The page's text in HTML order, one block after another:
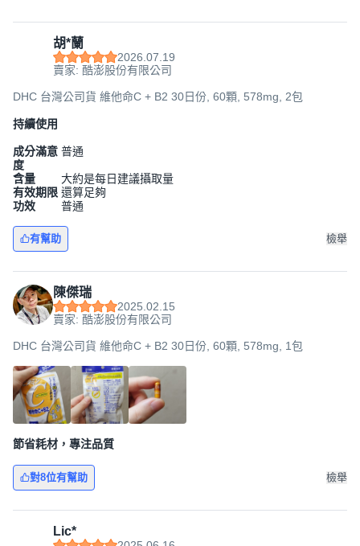
胡*蘭
2026.07.19
賣家: 酷澎股份有限公司
DHC 台灣公司貨 維他命C + B2 30日份, 60顆, 578mg, 2包
持續使用
成分滿意
度
普通
含量
大約是每日建議攝取量
有效期限 還算足夠
功效
普通
有幫助 檢舉
陳傑瑞
2025.02.15
賣家: 酷澎股份有限公司
DHC 台灣公司貨 維他命C + B2 30日份, 60顆, 578mg, 1包
節省耗材，專注品質
對8位有幫助 檢舉
Lic*